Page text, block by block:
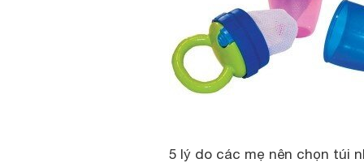
5 lý do các mẹ nên chọn túi